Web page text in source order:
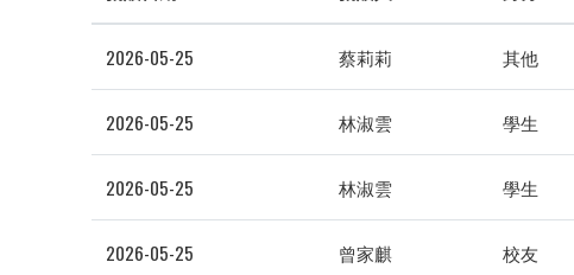
2026-05-25 蔡莉莉 其他
2026-05-25 林淑雲 學生
2026-05-25 林淑雲 學生
2026-05-25 曾家麒 校友